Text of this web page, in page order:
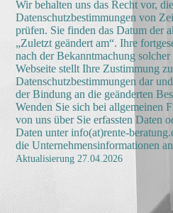
Wir behalten uns das Recht vor,
Datenschutzbestimmungen von
prüfen. Sie finden das Datum der
„Zuletzt geändert am“. Ihre
nach der Bekanntmachung
Webseite stellt Ihre Zustimmung
Datenschutzbestimmungen dar
der Bindung an die geänderten
Wenden Sie sich bei allgemeinen
von uns über Sie erfassten Daten
Daten unter info(at)rente-
die Unternehmensinformationen
Aktualisierung 27.04.2026